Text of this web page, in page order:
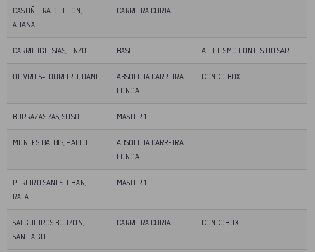
CASTIÑEIRA DE LEON,
AITANA
CARREIRA CURTA
CARRIL IGLESIAS, ENZO BASE ATLETISMO FONTES DO SAR
DE VRIES-LOUREIRO, DANEL
ABSOLUTA CARREIRA
LONGA
CONCO BOX
BORRAZAS ZAS, SUSO MASTER 1
MONTES BALBIS, PABLO
ABSOLUTA CARREIRA
LONGA
PEREIRO SANESTEBAN,
RAFAEL
MASTER 1
SALGUEIROS BOUZON,
SANTIAGO
CARREIRA CURTA CONCOBOX